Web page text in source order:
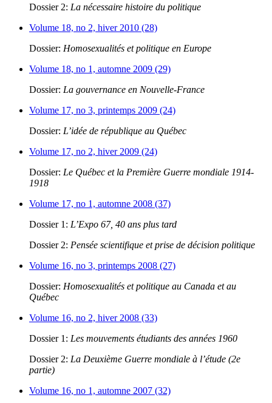
Dossier 2: La nécessaire histoire du politique
Volume 18, no 2, hiver 2010 (28)
Dossier: Homosexualités et politique en Europe
Volume 18, no 1, automne 2009 (29)
Dossier: La gouvernance en Nouvelle-France
Volume 17, no 3, printemps 2009 (24)
Dossier: L’idée de république au Québec
Volume 17, no 2, hiver 2009 (24)
Dossier: Le Québec et la Première Guerre mondiale 1914-
1918
Volume 17, no 1, automne 2008 (37)
Dossier 1: L’Expo 67, 40 ans plus tard
Dossier 2: Pensée scientifique et prise de décision politique
Volume 16, no 3, printemps 2008 (27)
Dossier: Homosexualités et politique au Canada et au
Québec
Volume 16, no 2, hiver 2008 (33)
Dossier 1: Les mouvements étudiants des années 1960
Dossier 2: La Deuxième Guerre mondiale à l’étude (2e
partie)
Volume 16, no 1, automne 2007 (32)